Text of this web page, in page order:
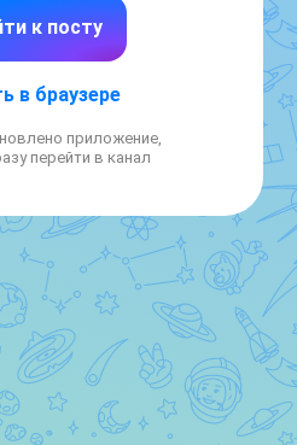
к посту
в браузере
приложение,
перейти в канал